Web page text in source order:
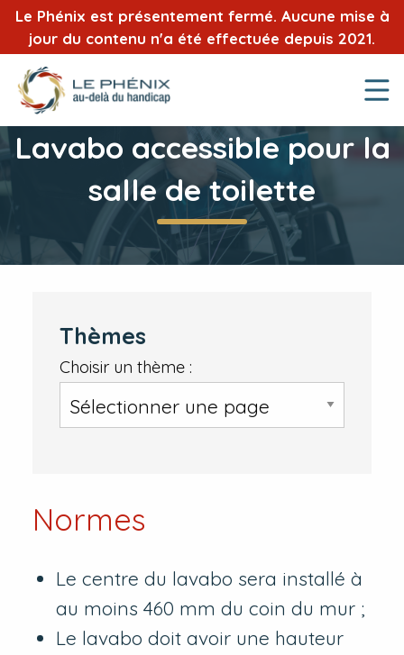
Le Phénix est présentement fermé. Aucune mise à
jour du contenu n'a été effectuée depuis 2021.
Lavabo accessible pour la
salle de toilette
Normes
Le centre du lavabo sera installé à
au moins 460 mm du coin du mur ;
Le lavabo doit avoir une hauteur
Thèmes
Choisir un thème :